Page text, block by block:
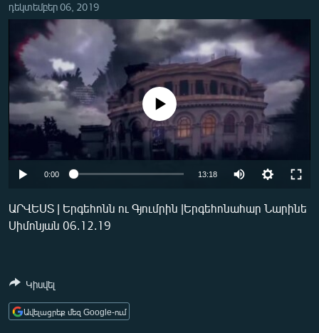
ՏՆՏԵՍՈՒԹՅՈՒՆ
ՂԱՐԱԲԱՂ
ՊԱՏԵՐԱԶՄԻ 6 ՇԱԲԱԹՆԵՐԸ
ՏԱՐԱԾԱՇՐՋԱՆ
ՄԻՋԱԶԳԱՅԻՆ
ՍՊՈՐՏ
ՏՏ ԵՒ ԻՆՏԵՐՆԵՏ
ԱՐԽԻՎ
ՏԵՍԱՆՅՈՒԹԵՐ
դեկտեմբեր 06, 2019
No media source currently available
0:00 13:18
ԱՐՎԵՍՏ | Երգեհոնն ու Գյումրին |Երգեհոնահար Նարինե
Սիմոնյան 06.12.19
Կիսվել
Ավելացրեք մեզ Google-ում